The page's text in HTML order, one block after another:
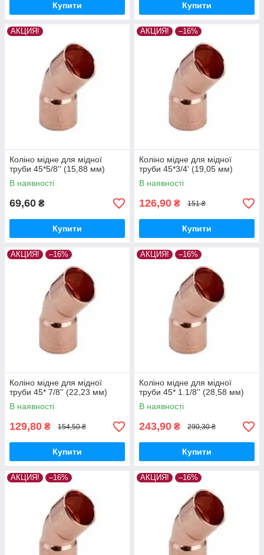
Купити Купити
АКЦИЯ!
Коліно мідне для мідної
труби 45*5/8'' (15,88 мм)
В наявності
69,60 ₴
Купити
АКЦИЯ! –16%
Коліно мідне для мідної
труби 45*3/4' (19,05 мм)
В наявності
126,90 ₴ 151 ₴
Купити
АКЦИЯ! –16%
Коліно мідне для мідної
труби 45* 7/8'' (22,23 мм)
В наявності
129,80 ₴ 154,50 ₴
Купити
АКЦИЯ! –16%
Коліно мідне для мідної
труби 45* 1.1/8'' (28,58 мм)
В наявності
243,90 ₴ 290,30 ₴
Купити
АКЦИЯ! –16% АКЦИЯ! –16%